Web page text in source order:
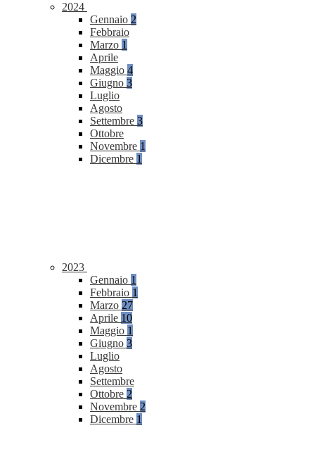
2024
Gennaio 2
Febbraio
Marzo 1
Aprile
Maggio 4
Giugno 3
Luglio
Agosto
Settembre 3
Ottobre
Novembre 1
Dicembre 1
2023
Gennaio 1
Febbraio 1
Marzo 27
Aprile 10
Maggio 1
Giugno 3
Luglio
Agosto
Settembre
Ottobre 2
Novembre 2
Dicembre 1